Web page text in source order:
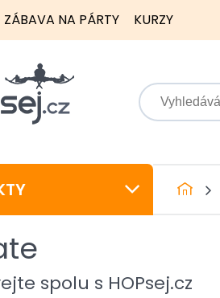
ZÁBAVA NA PÁRTY KURZY
spolu s HOPsej.cz